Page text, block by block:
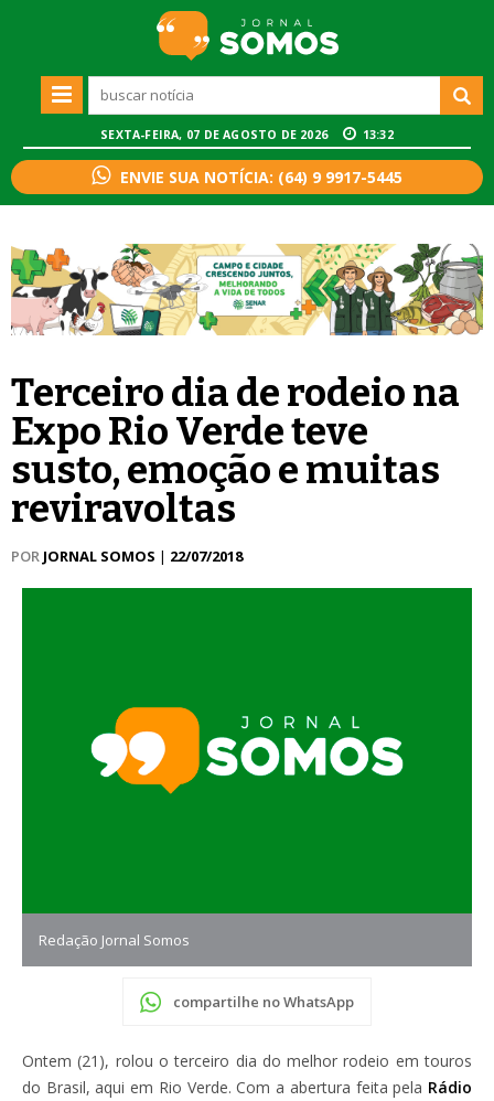
SEXTA-FEIRA, 07 DE AGOSTO DE 2026 13:32
ENVIE SUA NOTÍCIA: (64) 9 9917-5445
Terceiro dia de rodeio na
Expo Rio Verde teve
susto, emoção e muitas
reviravoltas
POR JORNAL SOMOS | 22/07/2018
Redação Jornal Somos
compartilhe no WhatsApp
Ontem (21), rolou o terceiro dia do melhor rodeio em touros
do Brasil, aqui em Rio Verde. Com a abertura feita pela Rádio